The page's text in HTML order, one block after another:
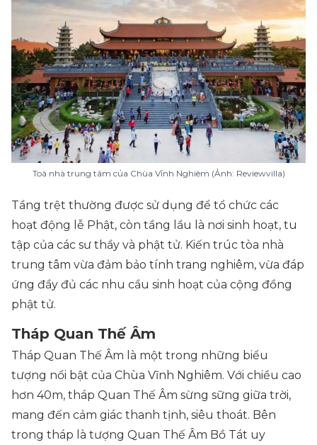
Toà nhà trung tâm của Chùa Vĩnh Nghiêm (Ảnh: Reviewvilla)
Tầng trệt thường được sử dụng để tổ chức các
hoạt động lễ Phật, còn tầng lầu là nơi sinh hoạt, tu
tập của các sư thầy và phật tử. Kiến trúc tòa nhà
trung tâm vừa đảm bảo tính trang nghiêm, vừa đáp
ứng đầy đủ các nhu cầu sinh hoạt của cộng đồng
phật tử.
Tháp Quan Thế Âm
Tháp Quan Thế Âm là một trong những biểu
tượng nổi bật của Chùa Vĩnh Nghiêm. Với chiều cao
hơn 40m, tháp Quan Thế Âm sừng sững giữa trời,
mang đến cảm giác thanh tịnh, siêu thoát. Bên
trong tháp là tượng Quan Thế Âm Bồ Tát uy